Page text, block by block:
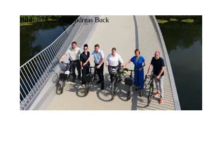
Bild: IGA 2027 / Andreas Buck